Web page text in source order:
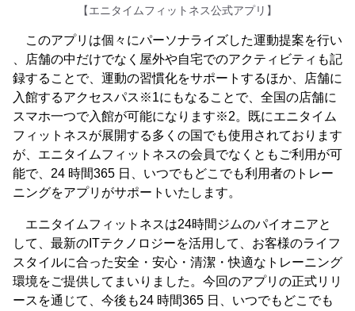
【エニタイムフィットネス公式アプリ】
このアプリは個々にパーソナライズした運動提案を行い
、店舗の中だけでなく屋外や自宅でのアクティビティも記
録することで、運動の習慣化をサポートするほか、店舗に
入館するアクセスパス※1にもなることで、全国の店舗に
スマホ一つで入館が可能になります※2。既にエニタイム
フィットネスが展開する多くの国でも使用されております
が、エニタイムフィットネスの会員でなくともご利用が可
能で、24 時間365 日、いつでもどこでも利用者のトレー
ニングをアプリがサポートいたします。
エニタイムフィットネスは24時間ジムのパイオニアと
して、最新のITテクノロジーを活用して、お客様のライフ
スタイルに合った安全・安心・清潔・快適なトレーニング
環境をご提供してまいりました。今回のアプリの正式リリ
ースを通じて、今後も24 時間365 日、いつでもどこでも